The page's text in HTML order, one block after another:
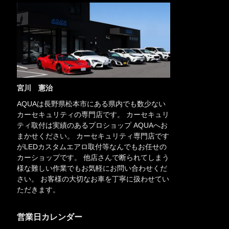
宮川 憲治
AQUAは長野県松本市にある県内でも数少ない
カーセキュリティの専門店です。 カーセキュリ
ティ取付は実績のあるプロショップ AQUAへお
まかせください。 カーセキュリティ専門店です
がLEDカスタムエアロ取付等なんでもお任せの
カーショップです。 他店さんで断られてしまう
様な難しい作業でもお気軽にお問い合わせくだ
さい。 お客様の大切なお車を丁寧に扱わせてい
ただきます。
営業日カレンダー